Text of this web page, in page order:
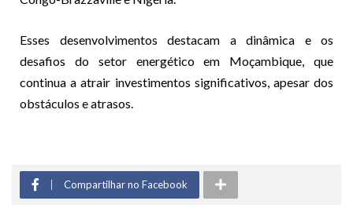
Esses desenvolvimentos destacam a dinâmica e os
desafios do setor energético em Moçambique, que
continua a atrair investimentos significativos, apesar dos
obstáculos e atrasos.
Compartilhar no Facebook